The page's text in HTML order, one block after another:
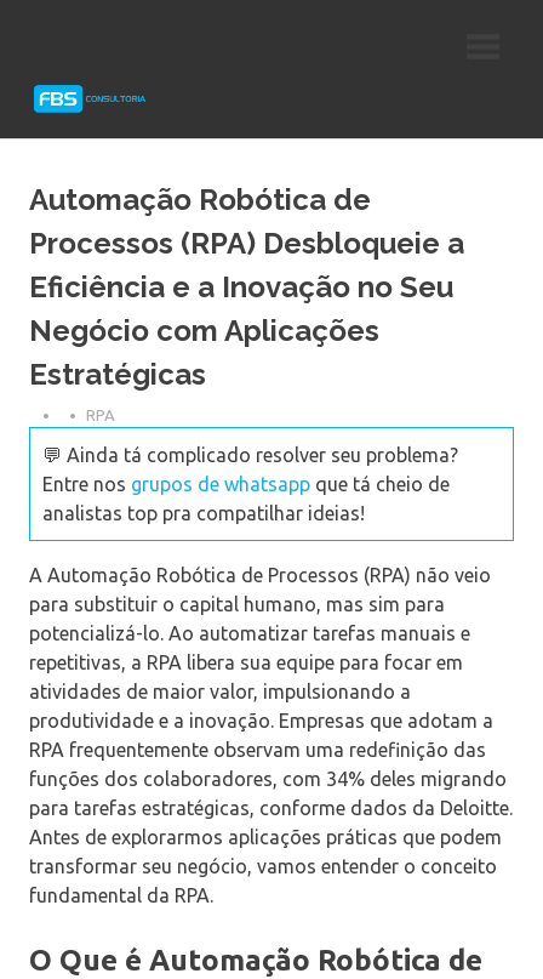
Protheus
Automação Robótica de
Processos (RPA) Desbloqueie a
Eficiência e a Inovação no Seu
Negócio com Aplicações
Estratégicas
RPA
💬 Ainda tá complicado resolver seu problema?
Entre nos grupos de whatsapp que tá cheio de
analistas top pra compatilhar ideias!
A Automação Robótica de Processos (RPA) não veio
para substituir o capital humano, mas sim para
potencializá-lo. Ao automatizar tarefas manuais e
repetitivas, a RPA libera sua equipe para focar em
atividades de maior valor, impulsionando a
produtividade e a inovação. Empresas que adotam a
RPA frequentemente observam uma redefinição das
funções dos colaboradores, com 34% deles migrando
para tarefas estratégicas, conforme dados da Deloitte.
Antes de explorarmos aplicações práticas que podem
transformar seu negócio, vamos entender o conceito
fundamental da RPA.
O Que é Automação Robótica de